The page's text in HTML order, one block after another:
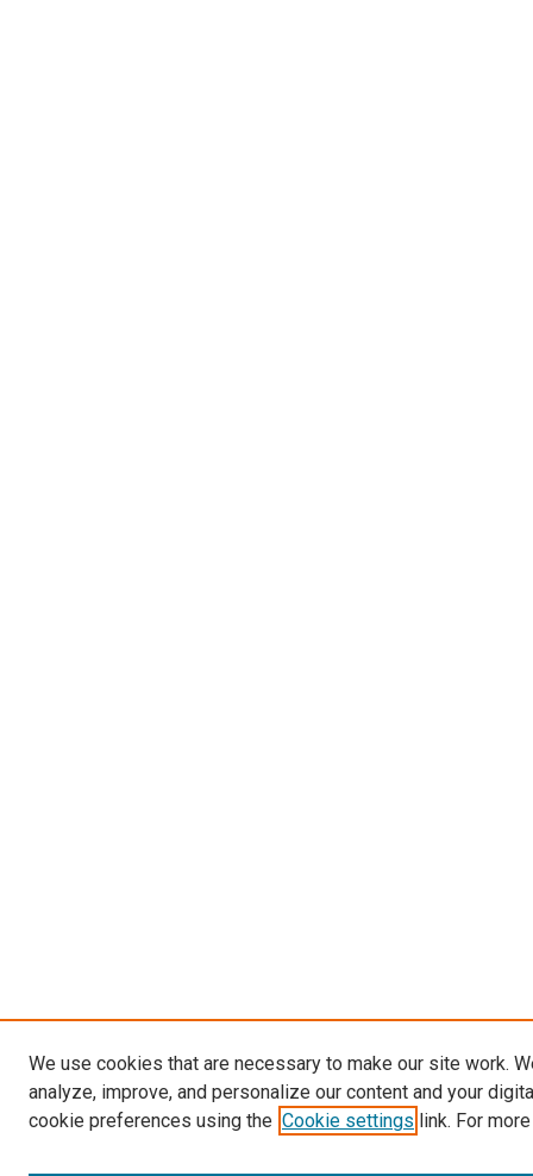
We use cookies that are necessary to make our site work.
analyze, improve, and personalize our content and your
cookie preferences using the Cookie settings link. For